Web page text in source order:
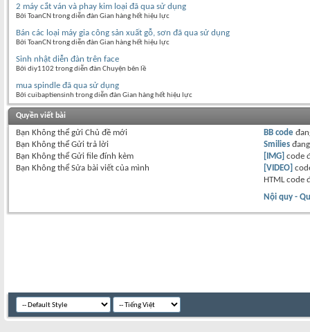
2 máy cắt ván và phay kim loại đã qua sử dụng
Bởi ToanCN trong diễn đàn Gian hàng hết hiệu lực
Bán các loại máy gia công sản xuất gỗ, sơn đã qua sử dụng
Bởi ToanCN trong diễn đàn Gian hàng hết hiệu lực
Sinh nhật diễn đàn trên face
Bởi diy1102 trong diễn đàn Chuyện bên lề
mua spindle đã qua sử dụng
Bởi cuibaptiensinh trong diễn đàn Gian hàng hết hiệu lực
Quyền viết bài
Bạn Không thể gửi Chủ đề mới
Bạn Không thể Gửi trả lời
Bạn Không thể Gửi file đính kèm
Bạn Không thể Sửa bài viết của mình
BB code
Smilies
[IMG] code
[VIDEO]
HTML code
Nội quy -